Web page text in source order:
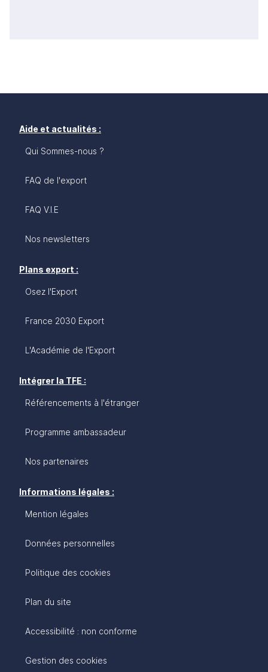
Aide et actualités :
Qui Sommes-nous ?
FAQ de l'export
FAQ V.I.E
Nos newsletters
Plans export :
Osez l'Export
France 2030 Export
L'Académie de l'Export
Intégrer la TFE :
Référencements à l'étranger
Programme ambassadeur
Nos partenaires
Informations légales :
Mention légales
Données personnelles
Politique des cookies
Plan du site
Accessibilité : non conforme
Gestion des cookies